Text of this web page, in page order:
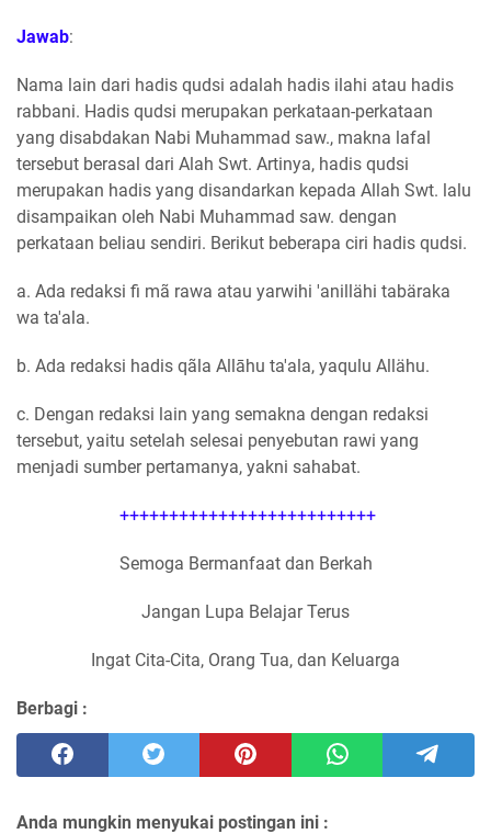
Jawab:
Nama lain dari hadis qudsi adalah hadis ilahi atau hadis
rabbani. Hadis qudsi merupakan perkataan-perkataan
yang disabdakan Nabi Muhammad saw., makna lafal
tersebut berasal dari Alah Swt. Artinya, hadis qudsi
merupakan hadis yang disandarkan kepada Allah Swt. lalu
disampaikan oleh Nabi Muhammad saw. dengan
perkataan beliau sendiri. Berikut beberapa ciri hadis qudsi.
a. Ada redaksi fi mã rawa atau yarwihi 'anillähi tabäraka
wa ta'ala.
b. Ada redaksi hadis qãla Allāhu ta'ala, yaqulu Allähu.
c. Dengan redaksi lain yang semakna dengan redaksi
tersebut, yaitu setelah selesai penyebutan rawi yang
menjadi sumber pertamanya, yakni sahabat.
++++++++++++++++++++++++++
Semoga Bermanfaat dan Berkah
Jangan Lupa Belajar Terus
Ingat Cita-Cita, Orang Tua, dan Keluarga
Berbagi :
Anda mungkin menyukai postingan ini :